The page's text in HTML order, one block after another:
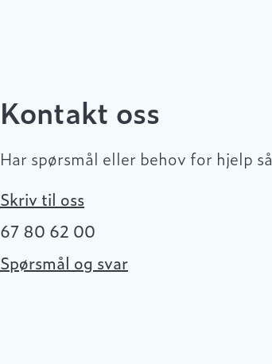
Kontakt oss
Har spørsmål eller behov for hjelp
Skriv til oss
67 80 62 00
Spørsmål og svar